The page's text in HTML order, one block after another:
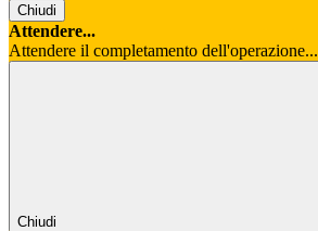
Chiudi
Attendere...
Attendere il completamento dell'operazione...
Chiudi